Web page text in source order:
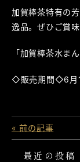
最近の投稿
加賀棒茶特有の
逸品。ぜひご賞味
「加賀棒茶水ま
◇販売期間◇6月
« 前の記事